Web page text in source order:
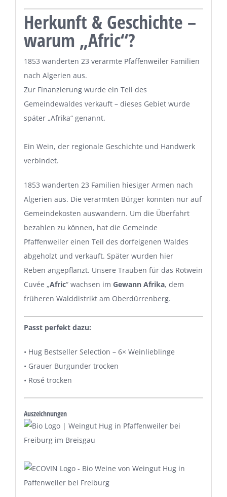
Herkunft & Geschichte –
warum „Afric“?
1853 wanderten 23 verarmte Pfaffenweiler Familien
nach Algerien aus.
Zur Finanzierung wurde ein Teil des
Gemeindewaldes verkauft – dieses Gebiet wurde
später „Afrika“ genannt.
Ein Wein, der regionale Geschichte und Handwerk
verbindet.
1853 wanderten 23 Familien hiesiger Armen nach
Algerien aus. Die verarmten Bürger konnten nur auf
Gemeindekosten auswandern. Um die Überfahrt
bezahlen zu können, hat die Gemeinde
Pfaffenweiler einen Teil des dorfeigenen Waldes
abgeholzt und verkauft. Später wurden hier
Reben angepflanzt. Unsere Trauben für das Rotwein
Cuvée „Afric“ wachsen im Gewann Afrika, dem
früheren Walddistrikt am Oberdürrenberg.
Passt perfekt dazu:
• Hug Bestseller Selection – 6× Weinlieblinge
• Grauer Burgunder trocken
• Rosé trocken
Auszeichnungen